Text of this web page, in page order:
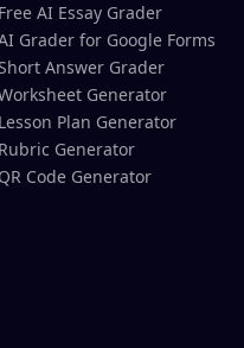
Free AI Essay Grader
Grader for Google Forms
Answer Grader
Generator
Lesson Plan Generator
Rubric Generator
QR Code Generator